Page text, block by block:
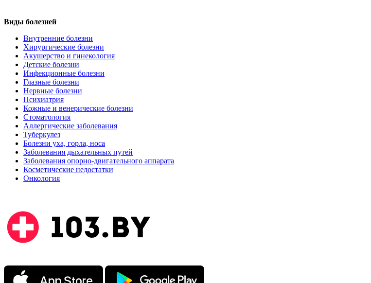
Виды болезней
Внутренние болезни
Хирургические болезни
Акушерство и гинекология
Детские болезни
Инфекционные болезни
Глазные болезни
Нервные болезни
Психиатрия
Кожные и венерические болезни
Стоматология
Аллергические заболевания
Туберкулез
Болезни уха, горла, носа
Заболевания дыхательных путей
Заболевания опорно-двигательного аппарата
Косметические недостатки
Онкология